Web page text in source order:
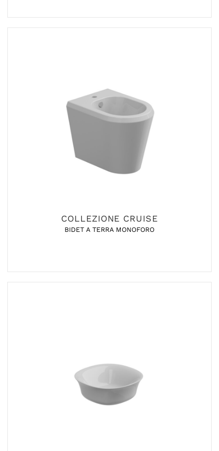
COLLEZIONE CRUISE
BIDET A TERRA MONOFORO